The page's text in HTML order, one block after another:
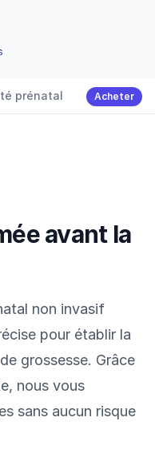
prénatal Acheter
avant la
non invasif
pour établir la
grossesse. Grâce
nous vous
sans aucun risque